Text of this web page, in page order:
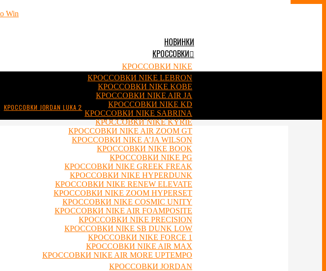
НОВИНКИ
КРОССОВКИ
КРОССОВКИ NIKE
КРОССОВКИ NIKE LEBRON
КРОССОВКИ NIKE KOBE
КРОССОВКИ NIKE AIR JA
КРОССОВКИ NIKE KD
КРОССОВКИ NIKE SABRINA
КРОССОВКИ NIKE KYRIE
КРОССОВКИ NIKE AIR ZOOM GT
КРОССОВКИ NIKE A’JA WILSON
КРОССОВКИ NIKE BOOK
КРОССОВКИ NIKE PG
КРОССОВКИ NIKE GREEK FREAK
КРОССОВКИ NIKE HYPERDUNK
КРОССОВКИ NIKE RENEW ELEVATE
КРОССОВКИ NIKE ZOOM HYPERSET
КРОССОВКИ NIKE COSMIC UNITY
КРОССОВКИ NIKE AIR FOAMPOSITE
КРОССОВКИ NIKE PRECISION
КРОССОВКИ NIKE SB DUNK LOW
КРОССОВКИ NIKE FORCE 1
КРОССОВКИ NIKE AIR MAX
КРОССОВКИ NIKE AIR MORE UPTEMPO
КРОССОВКИ JORDAN
КРОССОВКИ JORDAN LUKA 2